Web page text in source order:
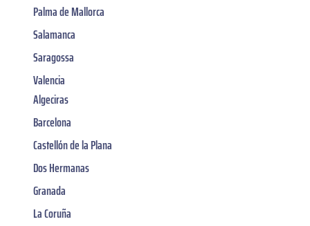
Palma de Mallorca
Salamanca
Saragossa
Valencia
Algeciras
Barcelona
Castellón de la Plana
Dos Hermanas
Granada
La Coruña